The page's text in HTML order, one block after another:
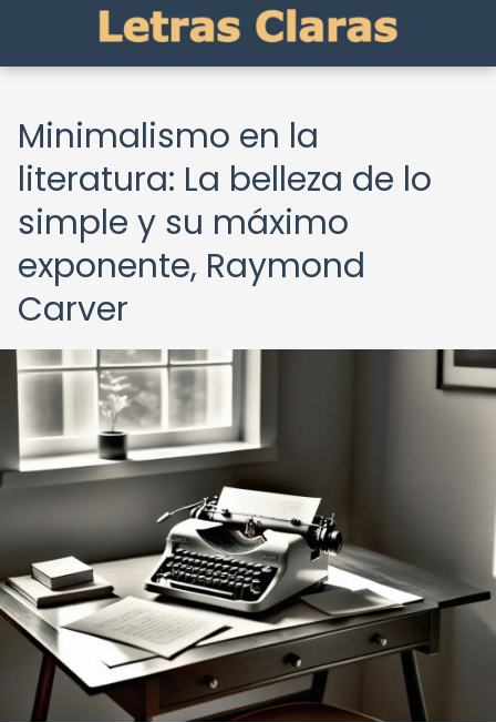
Minimalismo en la
literatura: La belleza de lo
simple y su máximo
exponente, Raymond
Carver